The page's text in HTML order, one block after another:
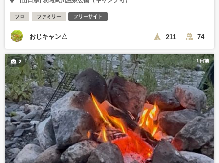
ソロ ファミリー フリーサイト
おじキャン△ 211 74
1日前
2